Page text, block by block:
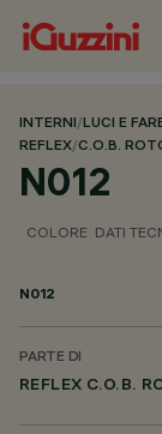
INTERNI/LUCI E
REFLEX/C.O.B.
N012
COLORE DATI
N012
PARTE DI
REFLEX C.O.B.